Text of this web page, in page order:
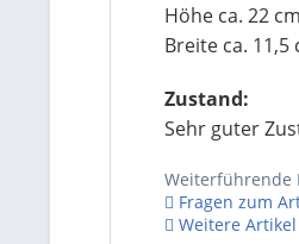
Höhe ca. 22 cm
Breite ca. 11,5
Zustand:
Sehr guter
Weiterführende
Fragen zum
Weitere